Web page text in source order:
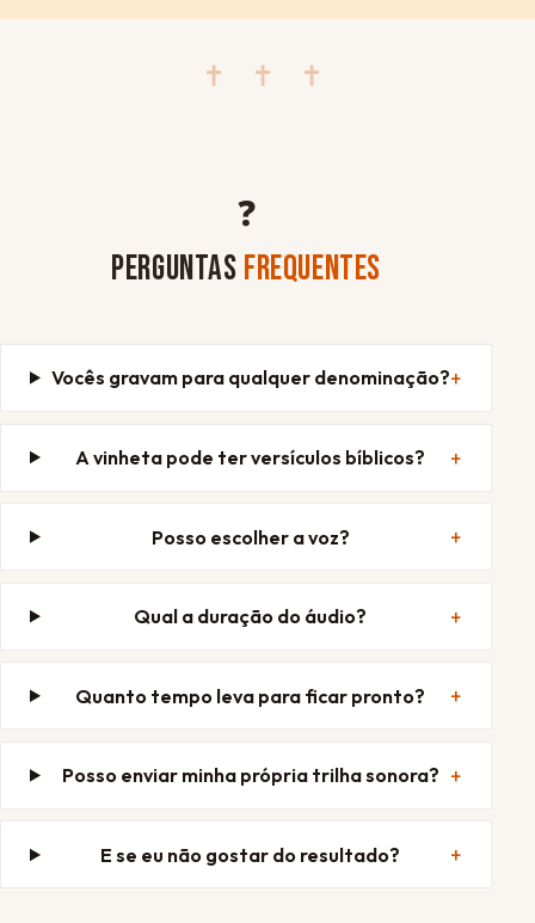
✝ ✝ ✝
❓
PERGUNTAS FREQUENTES
Vocês gravam para qualquer denominação?
A vinheta pode ter versículos bíblicos?
Posso escolher a voz?
Qual a duração do áudio?
Quanto tempo leva para ficar pronto?
Posso enviar minha própria trilha sonora?
E se eu não gostar do resultado?